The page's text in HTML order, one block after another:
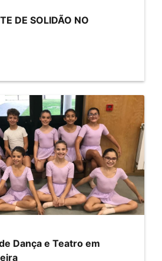
DE SOLIDÃO NO
Dança e Teatro em